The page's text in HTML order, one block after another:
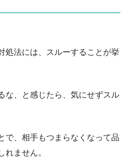
処法には、スルーすることが挙
な、と感じたら、気にせずスル
で、相手もつまらなくなって品
れません。